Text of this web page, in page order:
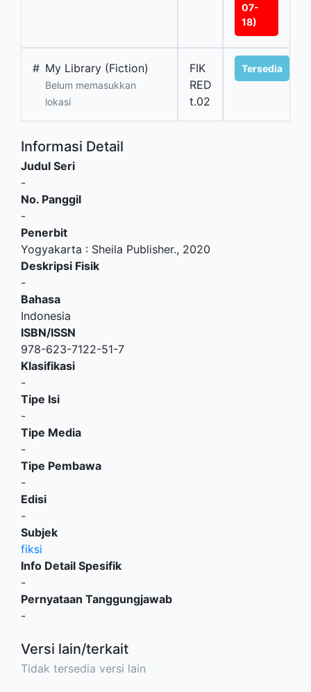
07-
18)
# My Library (Fiction)
Belum memasukkan
lokasi
FIK
RED
t.02
Tersedia
Informasi Detail
Judul Seri
-
No. Panggil
-
Penerbit
Yogyakarta : Sheila Publisher., 2020
Deskripsi Fisik
-
Bahasa
Indonesia
ISBN/ISSN
978-623-7122-51-7
Klasifikasi
-
Tipe Isi
-
Tipe Media
-
Tipe Pembawa
-
Edisi
-
Subjek
fiksi
Info Detail Spesifik
-
Pernyataan Tanggungjawab
-
Versi lain/terkait
Tidak tersedia versi lain